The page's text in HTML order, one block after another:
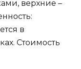
верхние –
в
Стоимость